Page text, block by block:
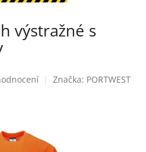
výstražné s
Značka: PORTWEST